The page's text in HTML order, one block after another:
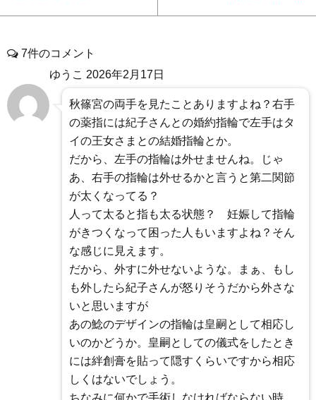
7件のコメント
ゆうこ 2026年2月17日
秋篠宮の両手を見たことありますよね？右手
の薬指には紀子さんとの婚約指輪で左手はタ
イの王女さまとの結婚指輪とか。
だから、左手の指輪は外せませんね。じゃ
あ、右手の指輪は外せるかと言うと第二関節
が太くなってる？
人って太ると指も太る状態？ 妊娠して指輪
がきつくなって困った人もいますよね？そん
な感じに見えます。
だから、外すに外せないような。まぁ、もし
も外したら紀子さんが怒りそうだから外さな
いと思いますが
あの鯰のデザインの指輪は皇嗣として相応し
いのかどうか。皇嗣としての儀式をしたとき
には絆創膏を貼って隠すくらいですから相応
しくはないでしょう。
ちなみに何かで手術しなければならない時、